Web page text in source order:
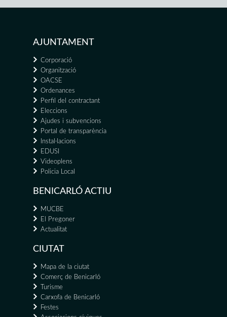
AJUNTAMENT
Corporació
Organització
OACSE
Ordenances
Perfil del contractant
Eleccions
Ajudes i subvencions
Portal de transparència
Instal·lacions
EDUSI
Videoplens
Policia Local
BENICARLÓ ACTIU
MUCBE
El Pregoner
Actualitat
CIUTAT
Mapa de la ciutat
Comerç de Benicarló
Turisme
Carxofa de Benicarló
Festes